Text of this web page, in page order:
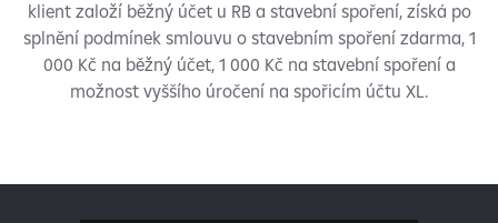
klient založí běžný účet u RB a stavební spoření, získá po
splnění podmínek smlouvu o stavebním spoření zdarma, 1
000 Kč na běžný účet, 1 000 Kč na stavební spoření a
možnost vyššího úročení na spořicím účtu XL.